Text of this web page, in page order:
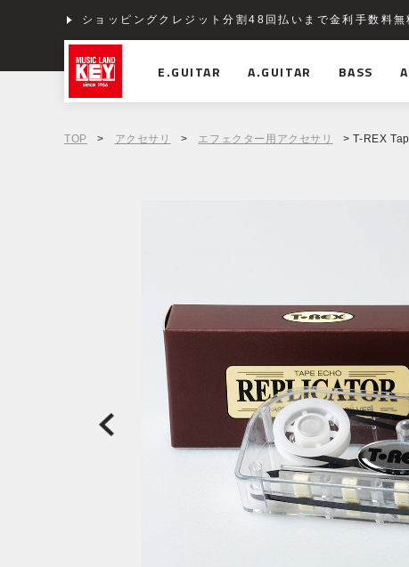
ショッピングクレジット分割48回払いまで金利手数料無
E.GUITAR A.GUITAR BASS
TOP > アクセサリ > エフェクター用アクセサリ > T-REX